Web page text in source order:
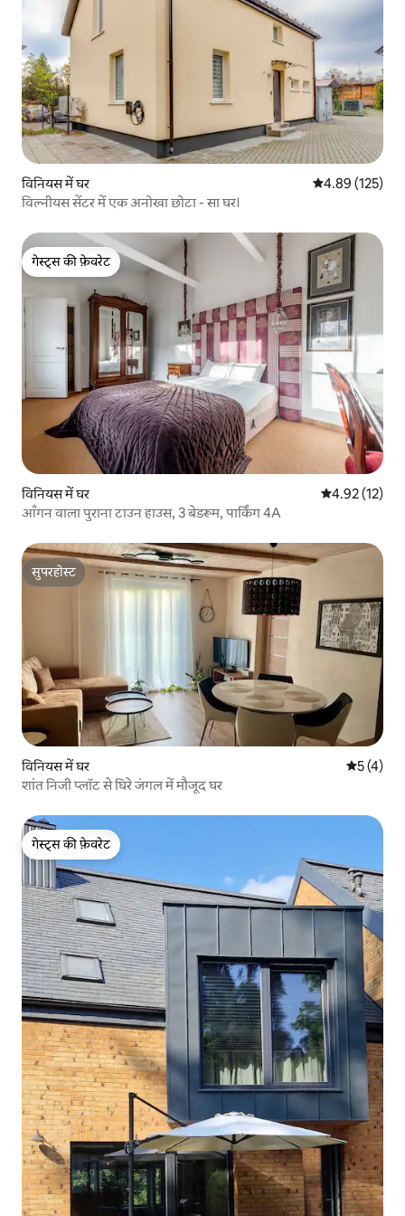
विनियस में घर औसत रेटिंग 5 में से
4.89 (125)
विल्नीयस सेंटर में एक अनोखा छोटा - सा घर।
गेस्ट्स की फ़ेवरेट
गेस्ट्स की फ़ेवरेट
विनियस में घर औसत रेटिंग 5 में
4.92 (12)
आँगन वाला पुराना टाउन हाउस, 3 बेडरूम, पार्किंग 4A
सुपरहोस्ट
सुपरहोस्ट
विनियस में घर औसत रेटिंग
5 (4)
शांत निजी प्लॉट से घिरे जंगल में मौजूद घर
गेस्ट्स की फ़ेवरेट
गेस्ट्स की फ़ेवरेट